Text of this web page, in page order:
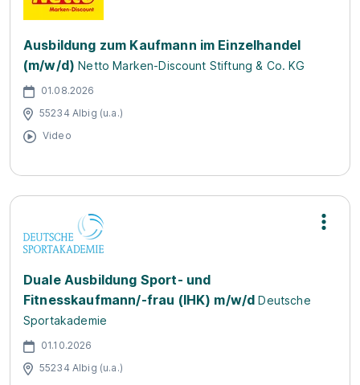
Ausbildung zum Kaufmann im Einzelhandel
(m/w/d) Netto Marken-Discount Stiftung & Co. KG
01.08.2026
55234 Albig (u.a.)
Video
Duale Ausbildung Sport- und
Fitnesskaufmann/-frau (IHK) m/w/d Deutsche
Sportakademie
01.10.2026
55234 Albig (u.a.)